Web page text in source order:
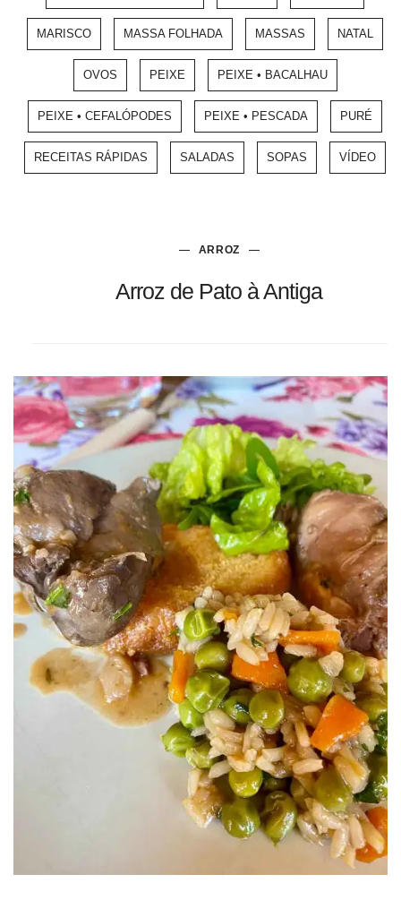
MARISCO MASSA FOLHADA MASSAS NATAL
OVOS PEIXE PEIXE • BACALHAU
PEIXE • CEFALÓPODES PEIXE • PESCADA PURÉ
RECEITAS RÁPIDAS SALADAS SOPAS VÍDEO
ARROZ
Arroz de Pato à Antiga